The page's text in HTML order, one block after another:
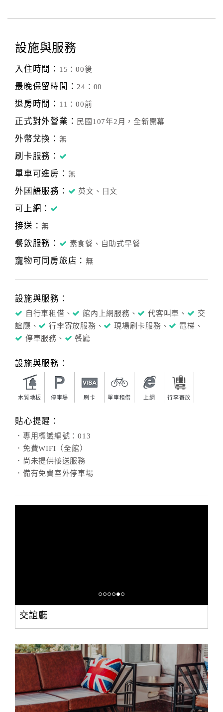
設施與服務
入住時間： 15：00後
最晚保留時間：24：00
退房時間： 11：00前
正式對外營業： 民國107年2月，全新開幕
外幣兌換： 無
刷卡服務：
單車可進房： 無
外國語服務： 英文、日文
可上網：
接送：無
餐飲服務： 素食餐、自助式早餐
寵物可同房旅店： 無
設施與服務：
自行車租借、 館內上網服務、 代客叫車、
交
誼廳、
行李寄放服務、 現場刷卡服務、
電梯、
停車服務、
餐廳
設施與服務：
木質地板 停車場 刷卡 單車租借 上網 行李寄放
貼心提醒：
．專用標識編號：013
．免費WIFI（全館）
．尚未提供接送服務
．備有免費室外停車場
交誼廳